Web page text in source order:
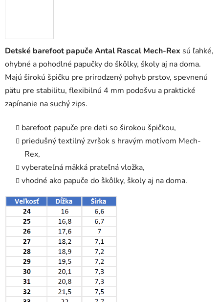
Detské barefoot papuče Antal Rascal Mech-Rex sú ľahké,
ohybné a pohodlné papučky do škôlky, školy aj na doma.
Majú širokú špičku pre prirodzený pohyb prstov, spevnenú
pätu pre stabilitu, flexibilnú 4 mm podošvu a praktické
zapínanie na suchý zips.
barefoot papuče pre deti so širokou špičkou,
priedušný textilný zvršok s hravým motívom Mech-
Rex,
vyberateľná mäkká prateľná vložka,
vhodné ako papuče do škôlky, školy aj na doma.